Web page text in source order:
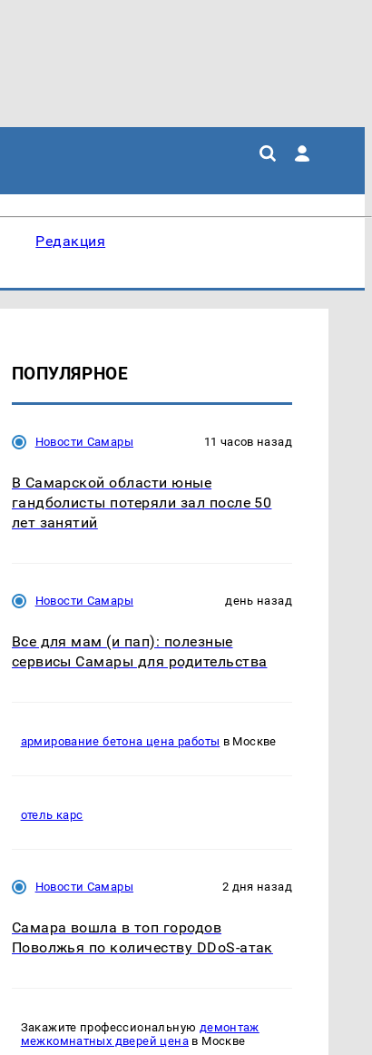
Редакция
ПОПУЛЯРНОЕ
Новости Самары 11 часов назад
В Самарской области юные
гандболисты потеряли зал после 50
лет занятий
Новости Самары день назад
Все для мам (и пап): полезные
сервисы Самары для родительства
армирование бетона цена работы в Москве
отель карс
Новости Самары 2 дня назад
Самара вошла в топ городов
Поволжья по количеству DDoS-атак
Закажите профессиональную демонтаж
межкомнатных дверей ценав Москве